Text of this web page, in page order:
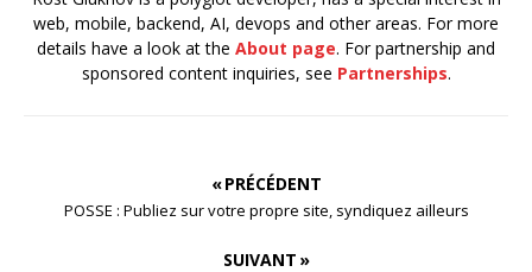
web, mobile, backend, AI, devops and other areas. For more
details have a look at the About page. For partnership and
sponsored content inquiries, see Partnerships.
« PRÉCÉDENT
POSSE : Publiez sur votre propre site, syndiquez ailleurs
SUIVANT »